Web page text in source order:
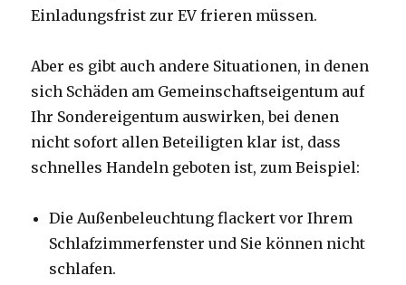
Einladungsfrist zur EV frieren müssen.
Aber es gibt auch andere Situationen, in denen
sich Schäden am Gemeinschaftseigentum auf
Ihr Sondereigentum auswirken, bei denen
nicht sofort allen Beteiligten klar ist, dass
schnelles Handeln geboten ist, zum Beispiel:
Die Außenbeleuchtung flackert vor Ihrem
Schlafzimmerfenster und Sie können nicht
schlafen.